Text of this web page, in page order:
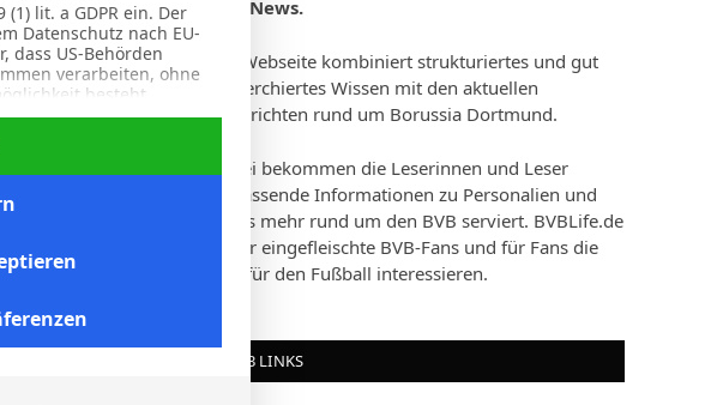
und News.
Die Webseite kombiniert strukturiertes und gut
recherchiertes Wissen mit den aktuellen
Nachrichten rund um Borussia Dortmund.
Dabei bekommen die Leserinnen und Leser
umfassende Informationen zu Personalien und
vieles mehr rund um den BVB serviert. BVBLife.de
ist für eingefleischte BVB-Fans und für Fans die
sich für den Fußball interessieren.
BVB LINKS
lit. a GDPR ein. Der
Datenschutz nach EU-
dass US-Behörden
verarbeiten, ohne
besteht.
Transparency and Consent Framework (TCF), für die eine Einwilligung erteilt
auf einem
Inhalten,